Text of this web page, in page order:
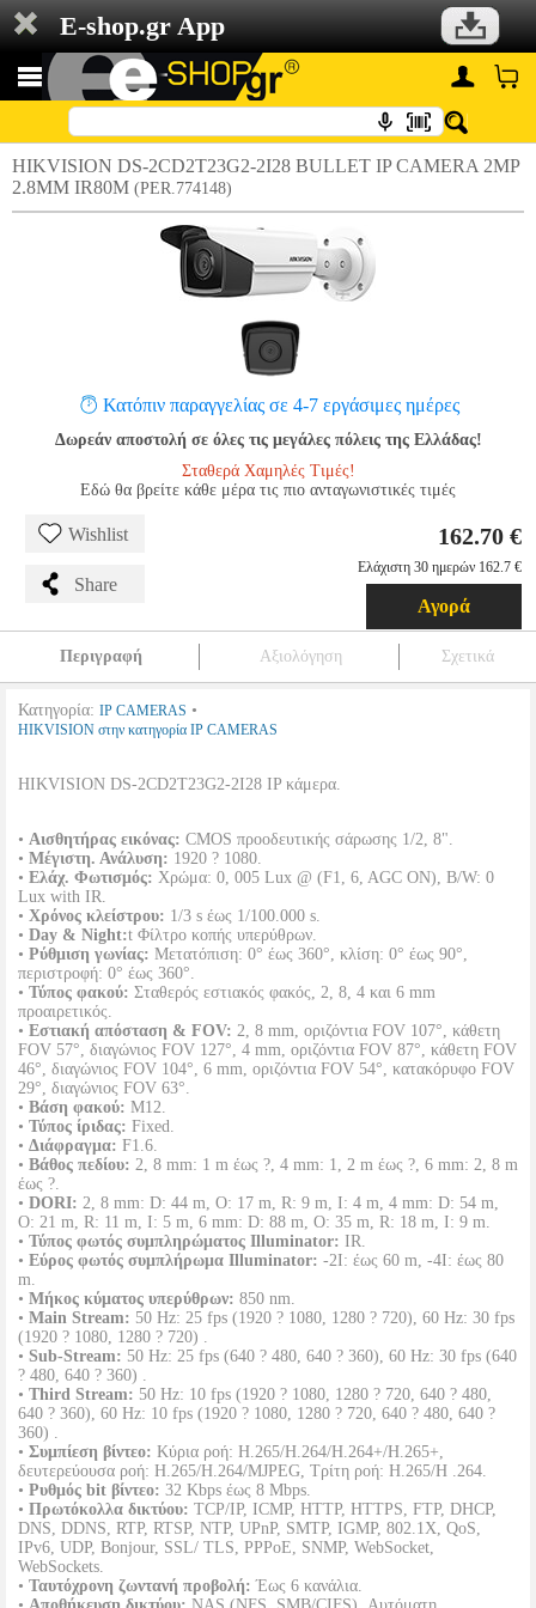
E-shop.gr App
HIKVISION DS-2CD2T23G2-2I28 BULLET IP CAMERA 2MP
2.8MM IR80M (PER.774148)
Κατόπιν παραγγελίας σε 4-7 εργάσιμες ημέρες
Δωρεάν αποστολή σε όλες τις μεγάλες πόλεις της Ελλάδας!
Σταθερά Χαμηλές Τιμές!
Εδώ θα βρείτε κάθε μέρα τις πιο ανταγωνιστικές τιμές
Wishlist
Share
162.70 €
Ελάχιστη 30 ημερών 162.7 €
Αγορά
Περιγραφή Αξιολόγηση Σχετικά
Κατηγορία: IP CAMERAS •
HIKVISION στην κατηγορία IP CAMERAS
HIKVISION DS-2CD2T23G2-2I28 IP κάμερα.
• Αισθητήρας εικόνας: CMOS προοδευτικής σάρωσης 1/2, 8".
• Μέγιστη. Ανάλυση: 1920 ? 1080.
• Ελάχ. Φωτισμός: Χρώμα: 0, 005 Lux @ (F1, 6, AGC ON), B/W: 0
Lux with IR.
• Χρόνος κλείστρου: 1/3 s έως 1/100.000 s.
• Day & Night:t Φίλτρο κοπής υπερύθρων.
• Ρύθμιση γωνίας: Μετατόπιση: 0° έως 360°, κλίση: 0° έως 90°,
περιστροφή: 0° έως 360°.
• Τύπος φακού: Σταθερός εστιακός φακός, 2, 8, 4 και 6 mm
προαιρετικός.
• Εστιακή απόσταση & FOV: 2, 8 mm, οριζόντια FOV 107°, κάθετη
FOV 57°, διαγώνιος FOV 127°, 4 mm, οριζόντια FOV 87°, κάθετη FOV
46°, διαγώνιος FOV 104°, 6 mm, οριζόντια FOV 54°, κατακόρυφο FOV
29°, διαγώνιος FOV 63°.
• Βάση φακού: M12.
• Τύπος ίριδας: Fixed.
• Διάφραγμα: F1.6.
• Βάθος πεδίου: 2, 8 mm: 1 m έως ?, 4 mm: 1, 2 m έως ?, 6 mm: 2, 8 m
έως ?.
• DORI: 2, 8 mm: D: 44 m, O: 17 m, R: 9 m, I: 4 m, 4 mm: D: 54 m,
O: 21 m, R: 11 m, I: 5 m, 6 mm: D: 88 m, O: 35 m, R: 18 m, I: 9 m.
• Τύπος φωτός συμπληρώματος Illuminator: IR.
• Εύρος φωτός συμπλήρωμα Illuminator: -2I: έως 60 m, -4I: έως 80
m.
• Μήκος κύματος υπερύθρων: 850 nm.
• Main Stream: 50 Hz: 25 fps (1920 ? 1080, 1280 ? 720), 60 Hz: 30 fps
(1920 ? 1080, 1280 ? 720) .
• Sub-Stream: 50 Hz: 25 fps (640 ? 480, 640 ? 360), 60 Hz: 30 fps (640
? 480, 640 ? 360) .
• Third Stream: 50 Hz: 10 fps (1920 ? 1080, 1280 ? 720, 640 ? 480,
640 ? 360), 60 Hz: 10 fps (1920 ? 1080, 1280 ? 720, 640 ? 480, 640 ?
360) .
• Συμπίεση βίντεο: Κύρια ροή: H.265/H.264/H.264+/H.265+,
δευτερεύουσα ροή: H.265/H.264/MJPEG, Τρίτη ροή: H.265/H .264.
• Ρυθμός bit βίντεο: 32 Kbps έως 8 Mbps.
• Πρωτόκολλα δικτύου: TCP/IP, ICMP, HTTP, HTTPS, FTP, DHCP,
DNS, DDNS, RTP, RTSP, NTP, UPnP, SMTP, IGMP, 802.1X, QoS,
IPv6, UDP, Bonjour, SSL/ TLS, PPPoE, SNMP, WebSocket,
WebSockets.
• Ταυτόχρονη ζωντανή προβολή: Έως 6 κανάλια.